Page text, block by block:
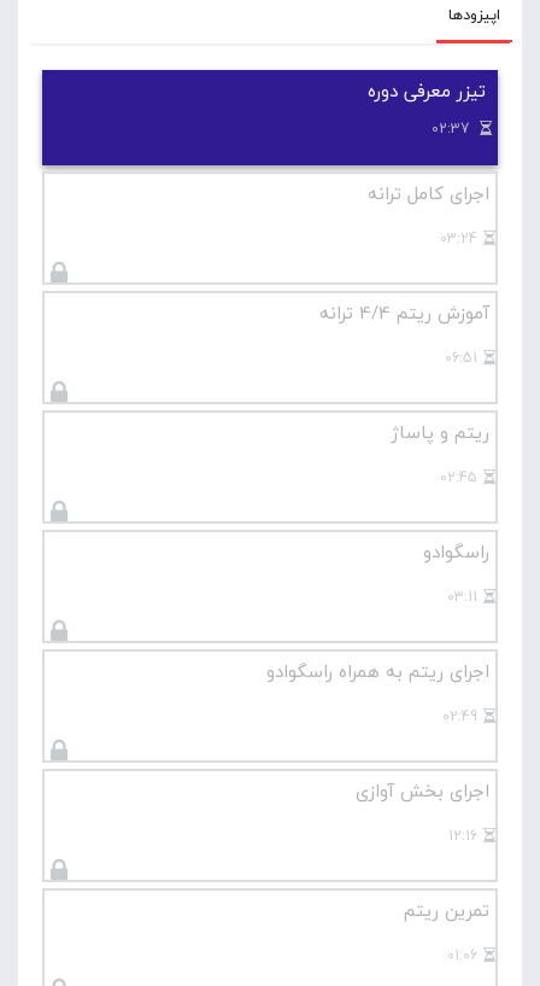
در صورتی که این آموزش برای شما سخت است پیشنهاد
می کنیم دوره های پایه ای گیتار در سایت لامینور را
مشاهده کنید .
اپیزودها
تیزر معرفی دوره
اجرای کامل ترانه
03:24
آموزش ریتم 4/4 ترانه
06:51
ریتم و پاساژ
02:45
راسگوادو
03:11
اجرای ریتم به همراه راسگوادو
02:49
اجرای بخش آوازی
12:16
تمرین ریتم
01:06